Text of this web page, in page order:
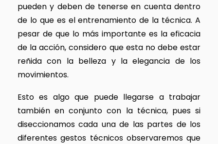
pueden y deben de tenerse en cuenta dentro
de lo que es el entrenamiento de la técnica. A
pesar de que lo más importante es la eficacia
de la acción, considero que esta no debe estar
reñida con la belleza y la elegancia de los
movimientos.
Esto es algo que puede llegarse a trabajar
también en conjunto con la técnica, pues si
diseccionamos cada una de las partes de los
diferentes gestos técnicos observaremos que